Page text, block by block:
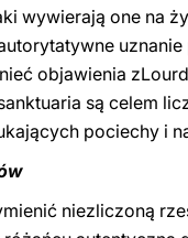
wywierają one na
uznanie
objawienia
są celem
pociechy i
niezliczoną